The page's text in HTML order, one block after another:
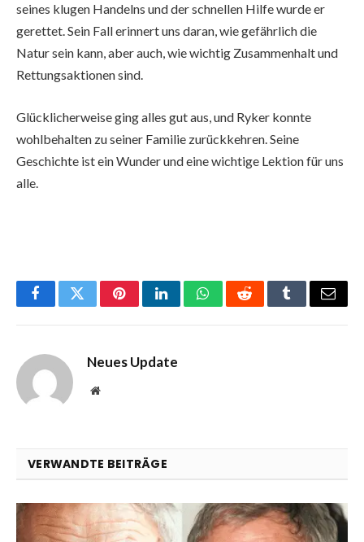
seines klugen Handelns und der schnellen Hilfe wurde er
gerettet. Sein Fall erinnert uns daran, wie gefährlich die
Natur sein kann, aber auch, wie wichtig Zusammenhalt und
Rettungsaktionen sind.
Glücklicherweise ging alles gut aus, und Ryker konnte
wohlbehalten zu seiner Familie zurückkehren. Seine
Geschichte ist ein Wunder und eine wichtige Lektion für uns
alle.
FacebookTwitterPinterestLinkedInWhatsAppRedditTumblrEmail
Neues Update
Website
VERWANDTE BEITRÄGE